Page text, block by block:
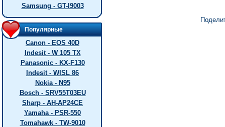
Samsung - GT-I9003
Популярные
Canon - EOS 40D
Indesit - W 105 TX
Panasonic - KX-F130
Indesit - WISL 86
Nokia - N95
Bosch - SRV55T03EU
Sharp - AH-AP24CE
Yamaha - PSR-550
Tomahawk - TW-9010